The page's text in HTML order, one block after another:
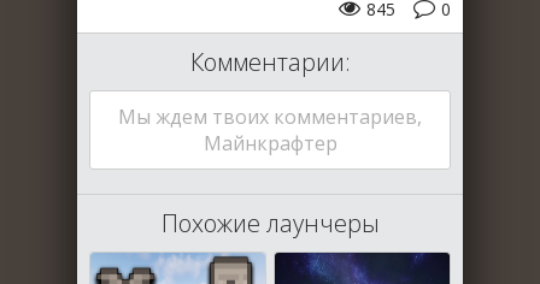
0
845
Комментарии:
Мы ждем твоих комментариев,
Майнкрафтер
Похожие лаунчеры